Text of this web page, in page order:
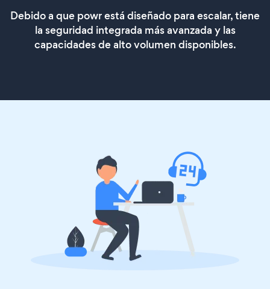
Debido a que powr está diseñado para escalar, tiene
la seguridad integrada más avanzada y las
capacidades de alto volumen disponibles.